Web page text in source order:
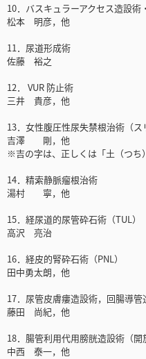
10．バスキュラーアクセス造設
松本 明彦，他
11．尿道形成術
佐藤 裕之
12． VUR 防止術
三井 貴彦，他
13．女性腹圧性尿失禁根治術（ス
吉澤 剛，他
※吉の字は、正しくは「土（つち
14．精索静脈瘤根治術
湯村 寧，他
15．経尿道的尿管砕石術（TUL）
高沢 亮治
16．経皮的腎砕石術（PNL）
田中勇太朗，他
17．尿管皮膚瘻造設術，回腸導管
藤田 尚紀，他
18．腸管利用代用膀胱造設術（開
中西 泰一，他